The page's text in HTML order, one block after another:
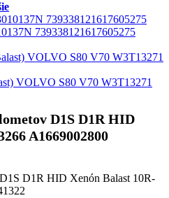
739338121617605275
VOLVO S80 V70 W3T13271
D1S D1R HID
A1669002800
D1R HID Xenón Balast 10R-